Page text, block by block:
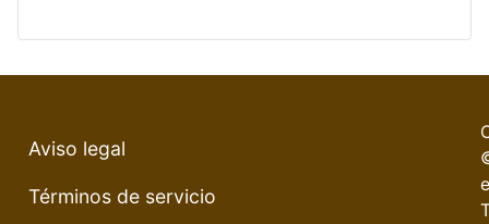
Aviso legal
Términos de servicio